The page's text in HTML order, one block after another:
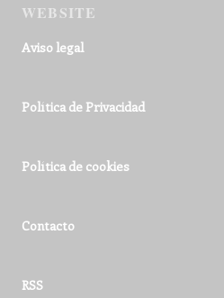
WEBSITE
Aviso legal
Política de Privacidad
Política de cookies
Contacto
RSS